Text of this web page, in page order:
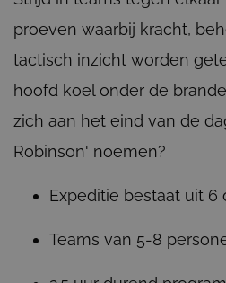
proeven waarbij kracht,
tactisch inzicht worden
hoofd koel onder de
zich aan het eind van de
Robinson' noemen?
Expeditie bestaat uit 6
Teams van 5-8